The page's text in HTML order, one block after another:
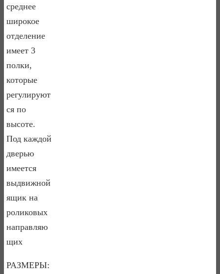
среднее
широкое
отделение
имеет 3
полки,
которые
регулируют
ся по
высоте.
Под каждой
дверью
имеется
выдвижной
ящик на
роликовых
направляю
щих
РАЗМЕРЫ: